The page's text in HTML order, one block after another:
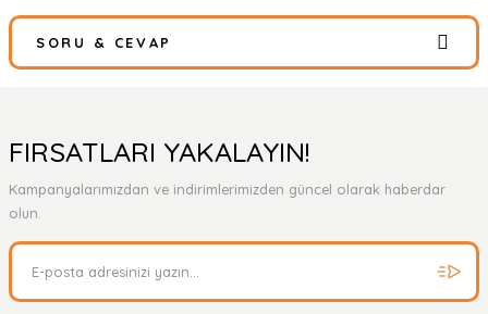
Bu ürüne ilk yorumu siz yapın!
SORU & CEVAP
Ürün hakkında henüz soru sorulmamış.
FIRSATLARI YAKALAYIN!
Kampanyalarımızdan ve indirimlerimizden güncel olarak haberdar
olun.